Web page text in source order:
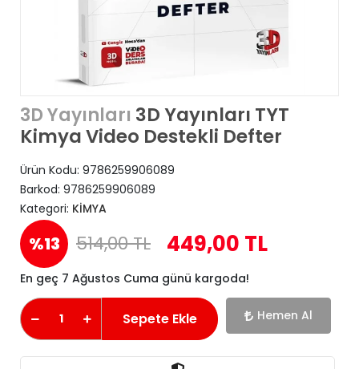
3D Yayınları 3D Yayınları TYT
Kimya Video Destekli Defter
Ürün Kodu: 9786259906089
Barkod: 9786259906089
Kategori: KİMYA
%13 514,00 TL 449,00 TL
En geç 7 Ağustos Cuma günü kargoda!
Sepete Ekle Hemen Al